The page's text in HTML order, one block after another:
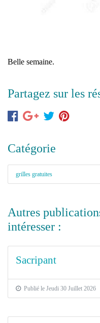
Belle semaine.
Partagez sur les
Catégorie
grilles gratuites
Autres
intéresser :
Sacripant
Publié le Jeudi 30 Juillet 2026